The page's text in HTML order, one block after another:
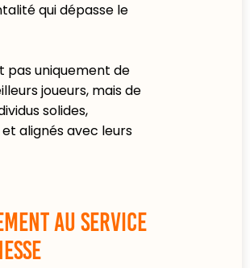
qui dépasse le
pas uniquement de
joueurs, mais de
solides,
alignés avec leurs
au service